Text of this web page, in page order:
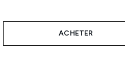
ACHETER